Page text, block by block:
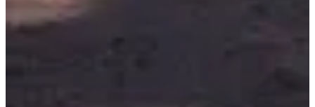
Course famille sans chrono